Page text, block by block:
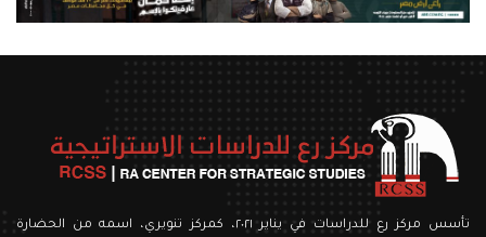
تأسس مركز رع للدراسات في يناير ٢٠٢١، كمركز تنويري، اسمه من الحضارة